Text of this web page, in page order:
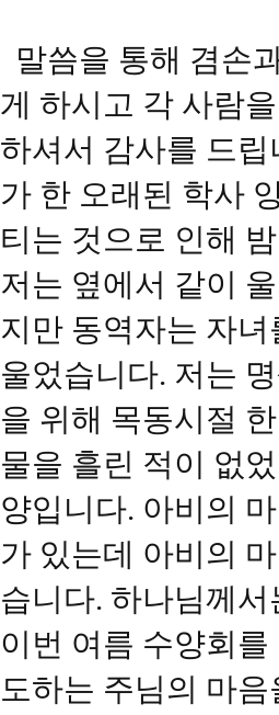
말씀을 통해 겸손
게 하시고 각 사람
하셔서 감사를 드
가 한 오래된 학사
티는 것으로 인해
저는 옆에서 같이
지만 동역자는 자
울었습니다. 저는
을 위해 목동시절
물을 흘린 적이 없
양입니다. 아비의
가 있는데 아비의
습니다. 하나님께
이번 여름 수양회
도하는 주님의 마